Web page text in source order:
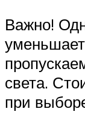
Важно!
света.
при